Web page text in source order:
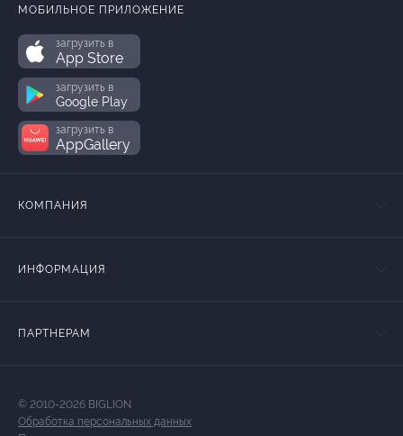
МОБИЛЬНОЕ ПРИЛОЖЕНИЕ
загрузить в
App Store
загрузить в
Google Play
загрузить в
AppGallery
КОМПАНИЯ
ИНФОРМАЦИЯ
ПАРТНЕРАМ
© 2010-2026 BIGLION
Обработка персональных данных